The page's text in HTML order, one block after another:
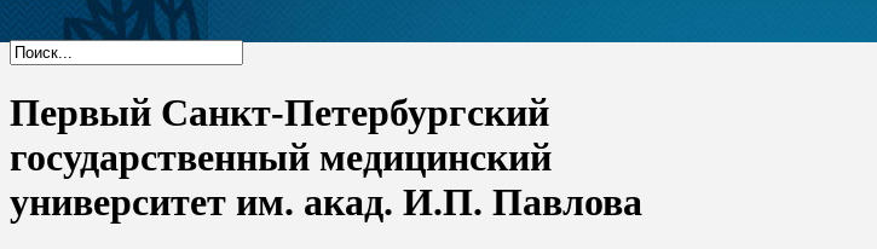
Первый Санкт-Петербургский
государственный медицинский
университет им. акад. И.П. Павлова